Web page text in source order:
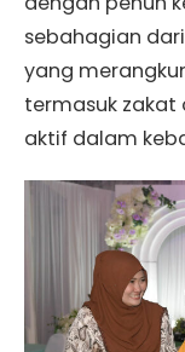
sebahagian
yang
termasuk zakat
aktif dalam